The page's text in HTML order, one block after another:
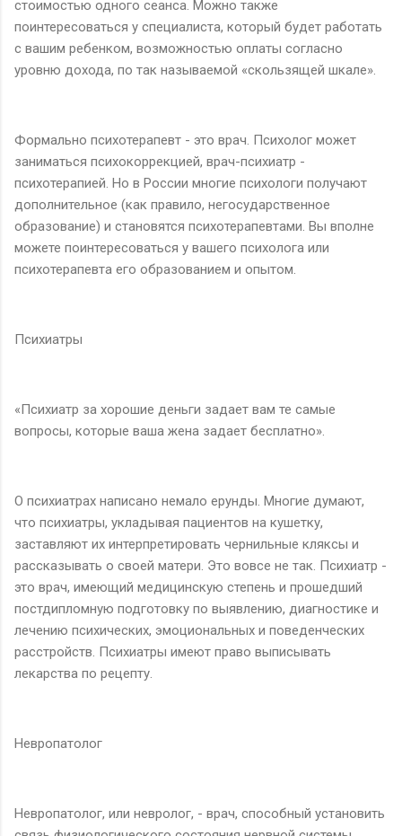
стоимостью одного сеанса. Можно также
поинтересоваться у специалиста, который будет работать
с вашим ребенком, возможностью оплаты согласно
уровню дохода, по так называемой «скользящей шкале».
Формально психотерапевт - это врач. Психолог может
заниматься психокоррекцией, врач-психиатр -
психотерапией. Но в России многие психологи получают
дополнительное (как правило, негосударственное
образование) и становятся психотерапевтами. Вы вполне
можете поинтересоваться у вашего психолога или
психотерапевта его образованием и опытом.
Психиатры
«Психиатр за хорошие деньги задает вам те самые
вопросы, которые ваша жена задает бесплатно».
О психиатрах написано немало ерунды. Многие думают,
что психиатры, укладывая пациентов на кушетку,
заставляют их интерпретировать чернильные кляксы и
рассказывать о своей матери. Это вовсе не так. Психиатр -
это врач, имеющий медицинскую степень и прошедший
постдипломную подготовку по выявлению, диагностике и
лечению психических, эмоциональных и поведенческих
расстройств. Психиатры имеют право выписывать
лекарства по рецепту.
Невропатолог
Невропатолог, или невролог, - врач, способный установить